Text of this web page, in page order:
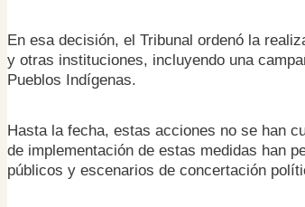
En esa decisión, el Tribunal ordenó la
y otras instituciones, incluyendo una
Pueblos Indígenas.
Hasta la fecha, estas acciones no se han
de implementación de estas medidas han
públicos y escenarios de concertación